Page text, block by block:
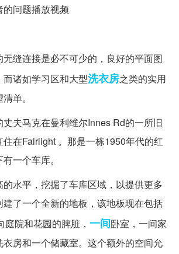
问题播放视频
缝连接是必不可少的，良好的平面图
诸如学习区和大型洗衣房之类的实用
单。
夫马克在曼利维尔Innes Rd的一所旧
住在Fairlight 。那是一栋1950年代的红
一个车库。
水平，挖掘了车库区域，以提供更多
了一个全新的地板，该地板现在包括
院和花园的脾脏， 一间卧室，一间家
房和一个储藏室。这个额外的空间允